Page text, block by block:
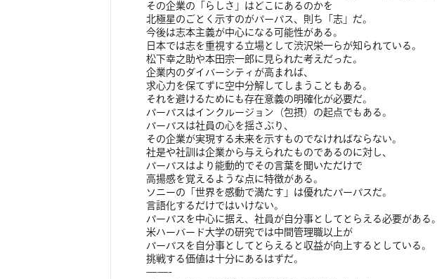
その企業の「らしさ」はどこにあるのかを
北極星のごとく示すのがパーパス、則ち「志」だ。
今後は志本主義が中心になる可能性がある。
日本では志を重視する立場として渋沢栄一らが知られている。
松下幸之助や本田宗一郎に見られた考えだった。
企業内のダイバーシティが高まれば、
求心力を保てずに空中分解してしまうこともある。
それを避けるためにも存在意義の明確化が必要だ。
パーパスはインクルージョン（包摂）の起点でもある。
パーパスは社員の心を揺さぶり、
その企業が実現する未来を示すものでなければならない。
社是や社訓は企業から与えられたものであるのに対し、
パーパスはより能動的でその言葉を聞いただけで
高揚感を覚えるような点に特徴がある。
ソニーの「世界を感動で満たす」は優れたパーパスだ。
言語化するだけではいけない。
パーパスを中心に据え、社員が自分事としてとらえる必要がある。
米ハーバード大学の研究では中間管理職以上が
パーパスを自分事としてとらえると収益が向上するとしている。
挑戦する価値は十分にあるはずだ。
——-